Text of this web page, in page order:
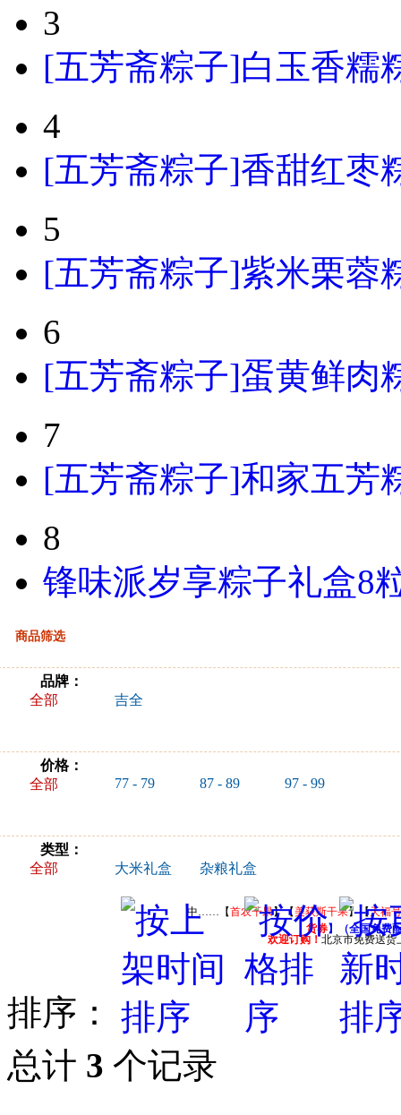
3
[五芳斋粽子]白玉香糯
4
[五芳斋粽子]香甜红枣
5
[五芳斋粽子]紫米栗蓉
6
[五芳斋粽子]蛋黄鲜肉
7
[五芳斋粽子]和家五芳
8
锋味派岁享粽子礼盒8
商品筛选
品牌：
全部
吉全
价格：
全部
77 - 79 87 - 89 97 - 99
类型：
全部
大米礼盒 杂粮礼盒
中……【首农干果】【美荻斯干果】【天福
货券】（全国免费
欢迎订购！北京市免费送货
排序：
总计 3 个记录